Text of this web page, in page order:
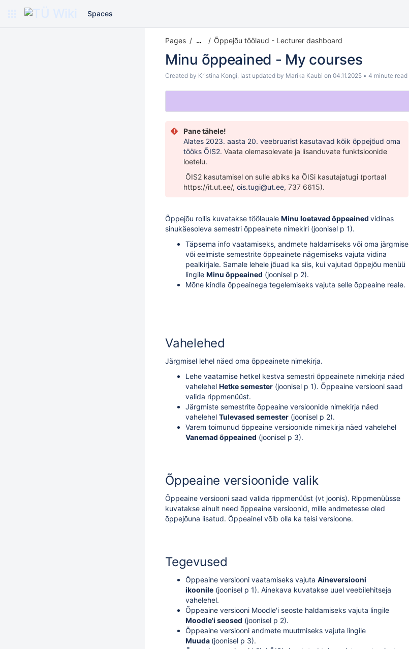
Spaces
Pages … Õppejõu töölaud - Lecturer dashboard
Minu õppeained - My courses
Created by Kristina Kongi, last updated by Marika Kaubi on 04.11.2025 4 minute read
Pane tähele!
Alates 2023. aasta 20. veebruarist kasutavad kõik õppejõud oma
tööks ÕIS2. Vaata olemasolevate ja lisanduvate funktsioonide
loetelu.
ÕIS2 kasutamisel on sulle abiks ka ÕISi kasutajatugi (portaal
https://it.ut.ee/, ois.tugi@ut.ee, 737 6615).
Õppejõu rollis kuvatakse töölauale Minu loetavad õppeained vidinas
sinukäesoleva semestri õppeainete nimekiri (joonisel p 1).
Täpsema info vaatamiseks, andmete haldamiseks või oma järgmise
või eelmiste semestrite õppeainete nägemiseks vajuta vidina
pealkirjale. Samale lehele jõuad ka siis, kui vajutad õppejõu menüü
lingile Minu õppeained (joonisel p 2).
Mõne kindla õppeainega tegelemiseks vajuta selle õppeaine reale.
Vahelehed
Järgmisel lehel näed oma õppeainete nimekirja.
Lehe vaatamise hetkel kestva semestri õppeainete nimekirja näed
vahelehel Hetke semester (joonisel p 1). Õppeaine versiooni saad
valida rippmenüüst.
Järgmiste semestrite õppeaine versioonide nimekirja näed
vahelehel Tulevased semester (joonisel p 2).
Varem toimunud õppeaine versioonide nimekirja näed vahelehel
Vanemad õppeained (joonisel p 3).
Õppeaine versioonide valik
Õppeaine versiooni saad valida rippmenüüst (vt joonis). Rippmenüüsse
kuvatakse ainult need õppeaine versioonid, mille andmetesse oled
õppejõuna lisatud. Õppeainel võib olla ka teisi versioone.
Tegevused
Õppeaine versiooni vaatamiseks vajuta Aineversiooni
ikoonile (joonisel p 1). Ainekava kuvatakse uuel veebilehitseja
vahelehel.
Õppeaine versiooni Moodle'i seoste haldamiseks vajuta lingile
Moodle'i seosed (joonisel p 2).
Õppeaine versiooni andmete muutmiseks vajuta lingile
Muuda (joonisel p 3).